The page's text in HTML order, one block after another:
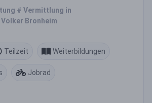
# Vermittlung in
Bronheim
Teilzeit Weiterbildungen
Jobrad